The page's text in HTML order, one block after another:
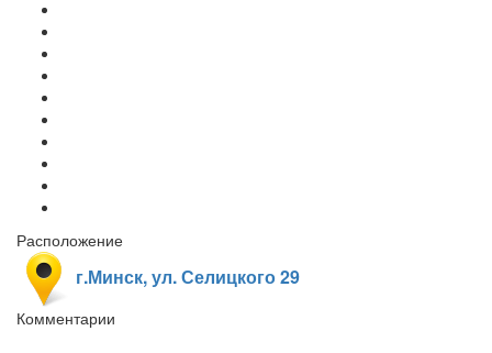
Расположение
г.Минск, ул. Селицкого 29
Комментарии